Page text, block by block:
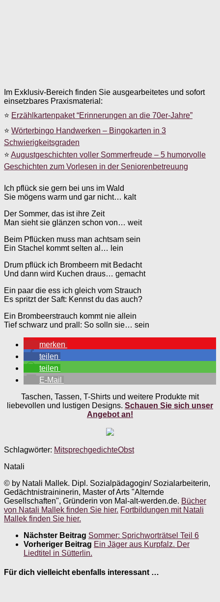
Im Exklusiv-Bereich finden Sie ausgearbeitetes und sofort
einsetzbares Praxismaterial:
⭐ Erzählkartenpaket “Erinnerungen an die 70er-Jahre”
⭐ Wörterbingo Handwerken – Bingokarten in 3
Schwierigkeitsgraden
⭐ Augustgeschichten voller Sommerfreude – 5 humorvolle
Geschichten zum Vorlesen in der Seniorenbetreuung
Ich pflück sie gern bei uns im Wald
Sie mögens warm und gar nicht… kalt
Der Sommer, das ist ihre Zeit
Man sieht sie glänzen schon von… weit
Beim Pflücken muss man achtsam sein
Ein Stachel kommt selten al… lein
Drum pflück ich Brombeern mit Bedacht
Und dann wird Kuchen draus… gemacht
Ein paar die ess ich gleich vom Strauch
Es spritzt der Saft: Kennst du das auch?
Ein Brombeerstrauch kommt nie allein
Tief schwarz und prall: So solln sie… sein
merken
teilen
teilen
E-Mail
Taschen, Tassen, T-Shirts und weitere Produkte mit
liebevollen und lustigen Designs. Schauen Sie sich unser
Angebot an!
Schlagwörter: MitsprechgedichteObst
Natali
© by Natali Mallek. Dipl. Sozialpädagogin/ Sozialarbeiterin,
Gedächtnistraininerin, Master of Arts "Alternde
Gesellschaften", Gründerin von Mal-alt-werden.de. Bücher
von Natali Mallek finden Sie hier. Fortbildungen mit Natali
Mallek finden Sie hier.
Nächster Beitrag Sommer: Sprichworträtsel Teil 6
Vorheriger Beitrag Ein Jäger aus Kurpfalz. Der
Liedtitel in Sütterlin.
Für dich vielleicht ebenfalls interessant …